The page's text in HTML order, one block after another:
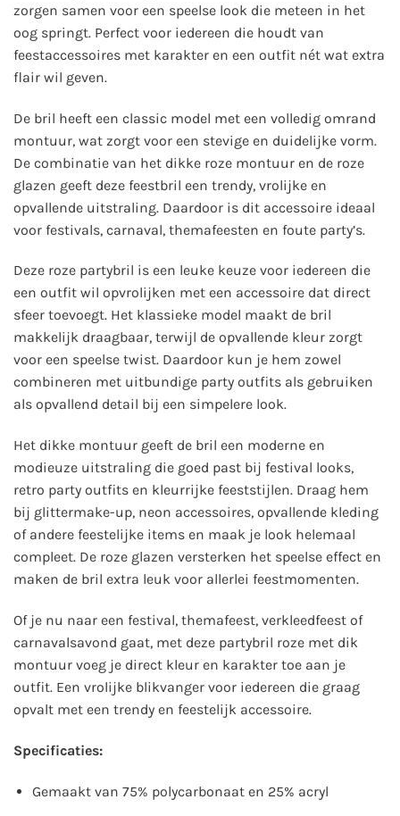
zorgen samen voor een speelse look die meteen in het
oog springt. Perfect voor iedereen die houdt van
feestaccessoires met karakter en een outfit nét wat extra
flair wil geven.
De bril heeft een classic model met een volledig omrand
montuur, wat zorgt voor een stevige en duidelijke vorm.
De combinatie van het dikke roze montuur en de roze
glazen geeft deze feestbril een trendy, vrolijke en
opvallende uitstraling. Daardoor is dit accessoire ideaal
voor festivals, carnaval, themafeesten en foute party’s.
Deze roze partybril is een leuke keuze voor iedereen die
een outfit wil opvrolijken met een accessoire dat direct
sfeer toevoegt. Het klassieke model maakt de bril
makkelijk draagbaar, terwijl de opvallende kleur zorgt
voor een speelse twist. Daardoor kun je hem zowel
combineren met uitbundige party outfits als gebruiken
als opvallend detail bij een simpelere look.
Het dikke montuur geeft de bril een moderne en
modieuze uitstraling die goed past bij festival looks,
retro party outfits en kleurrijke feeststijlen. Draag hem
bij glittermake-up, neon accessoires, opvallende kleding
of andere feestelijke items en maak je look helemaal
compleet. De roze glazen versterken het speelse effect en
maken de bril extra leuk voor allerlei feestmomenten.
Of je nu naar een festival, themafeest, verkleedfeest of
carnavalsavond gaat, met deze partybril roze met dik
montuur voeg je direct kleur en karakter toe aan je
outfit. Een vrolijke blikvanger voor iedereen die graag
opvalt met een trendy en feestelijk accessoire.
Specificaties:
Gemaakt van 75% polycarbonaat en 25% acryl